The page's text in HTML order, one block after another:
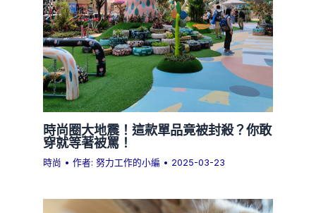
時尚圈大地震！這款單品竟被封殺？你敢
穿就等著被罵！
時尚 • 作者:努力工作的小編 • 2025-03-23